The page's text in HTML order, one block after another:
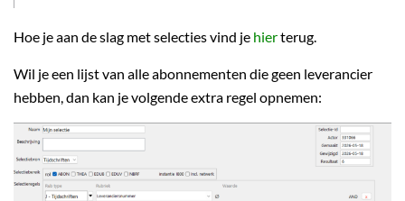
Hoe je aan de slag met selecties vind je hierterug.
Wil je een lijst van alle abonnementen die geen leverancier
hebben, dan kan je volgende extra regel opnemen: